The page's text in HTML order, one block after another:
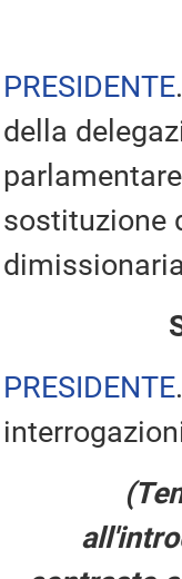
PRESIDENTE
della
sostituzione
PRESIDENTE